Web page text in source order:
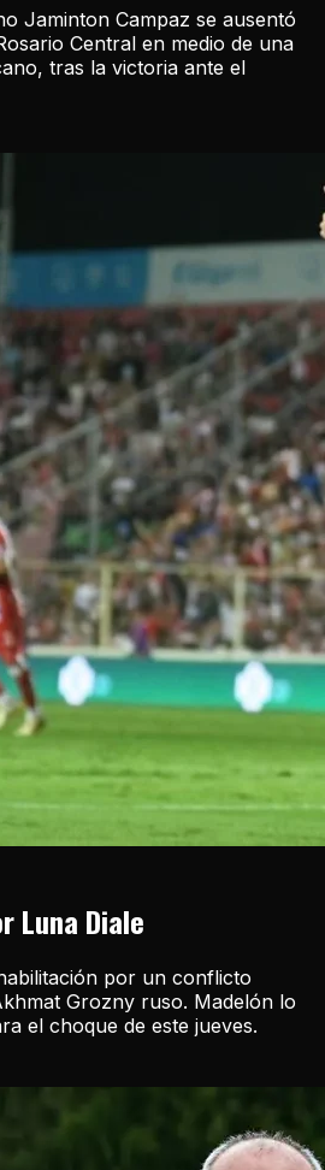
Jaminton Campaz se ausentó
Central en medio de una
tras la victoria ante el
Luna Diale
por un conflicto
Grozny ruso. Madelón lo
el choque de este jueves.